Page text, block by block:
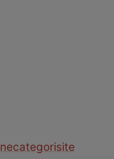
necategorisite